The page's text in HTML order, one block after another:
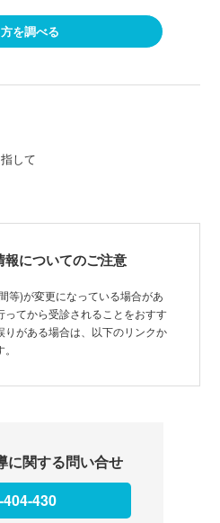
を調べる
して
についてのご注意
等)が変更になっている場合があ
ってから受診されることをおすす
りがある場合は、以下のリンクか
に関する問い合せ
430